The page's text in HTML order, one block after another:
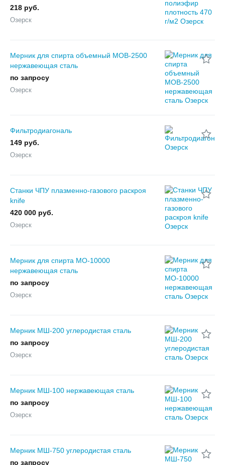
218 руб.
Озерск
Мерник для спирта объемный МОВ-2500
нержавеющая сталь
по запросу
Озерск
Фильтродиагональ
149 руб.
Озерск
Станки ЧПУ плазменно-газового раскроя
knife
420 000 руб.
Озерск
Мерник для спирта МО-10000
нержавеющая сталь
по запросу
Озерск
Мерник МШ-200 углеродистая сталь
по запросу
Озерск
Мерник МШ-100 нержавеющая сталь
по запросу
Озерск
Мерник МШ-750 углеродистая сталь
по запросу